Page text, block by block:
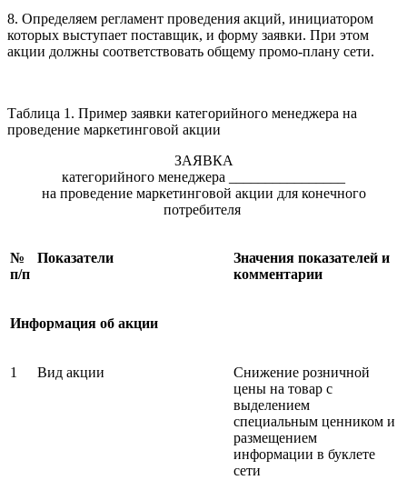
8. Определяем регламент проведения акций, инициатором
которых выступает поставщик, и форму заявки. При этом
акции должны соответствовать общему промо-плану сети.
Таблица 1. Пример заявки категорийного менеджера на
проведение маркетинговой акции
ЗАЯВКА
категорийного менеджера ________________
на проведение маркетинговой акции для конечного
потребителя
№
п/п
Показатели
Значения показателей и
комментарии
Информация об акции
1 Вид акции
Снижение розничной
цены на товар с
выделением
специальным ценником и
размещением
информации в буклете
сети